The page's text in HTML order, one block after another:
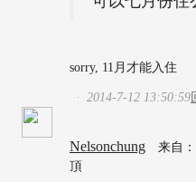
sorry, 11月才能入住
· 2014-7-12 13:50:59
Nelsonchung
来自
頂